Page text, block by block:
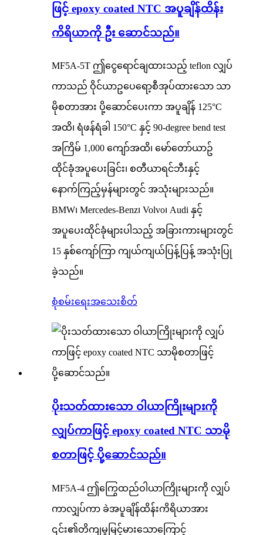
ဖြင့် epoxy coated NTC အပူချိန်ထိန်း
ကိရိယာကို ဦး ဆောင်သည်။
MF5A-5T ဤငွေရောင်ချထားသည့် teflon လျှပ်
ကာသည် ဝိုင်ယာဥပေရော့စီအုပ်ထားသော သာ
မိုစတာအား ပို့ဆောင်ပေးကာ အပူချိန် 125°C
အထိ၊ ရံဖန်ရံခါ 150°C နှင့် 90-degree bend test
အကြိမ် 1,000 ကျော်အထိ၊ မော်တော်ယာဥ်
ထိုင်ခုံအပူပေးခြင်း၊ စတီယာရင်ဘီးနှင့်
နောက်ကြည့်မှန်များတွင် အသုံးများသည်။
BMW၊ Mercedes-Benz၊ Volvo၊ Audi နှင့်
အပူပေးထိုင်ခုံများပါသည့် အခြားကားများတွင်
15 နှစ်ကျော်ကြာ ကျယ်ကျယ်ပြန့်ပြန့် အသုံးပြု
ခဲ့သည်။
စုံစမ်းရေးအသေးစိတ်
ပိုးသတ်ထားသော ဝါယာကြိုးများကို
လျှပ်ကာဖြင့် epoxy coated NTC သာမို
စတာဖြင့် ပို့ဆောင်သည်။
MF5A-4 ဤကြွေထည်ဝါယာကြိုးများကို လျှပ်
ကာလျှပ်ကာ ခဲအပူချိန်ထိန်းကိရိယာအား
၎င်း၏တိကျမှုမြင့်မားသောကြောင့်